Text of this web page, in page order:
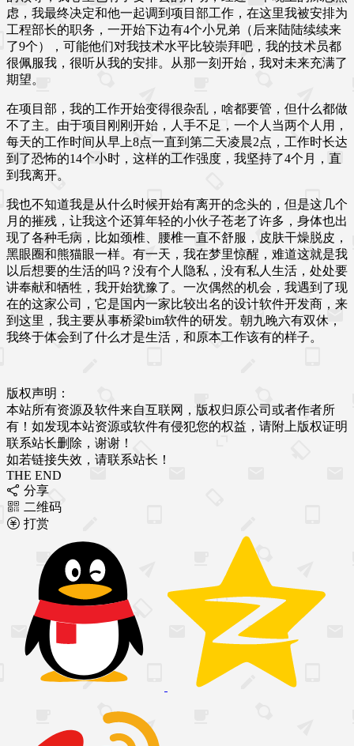
虑，我最终决定和他一起调到项目部工作，在这里我被安排为
工程部长的职务，一开始下边有4个小兄弟（后来陆陆续续来
了9个），可能他们对我技术水平比较崇拜吧，我的技术员都
很佩服我，很听从我的安排。从那一刻开始，我对未来充满了
期望。
在项目部，我的工作开始变得很杂乱，啥都要管，但什么都做
不了主。由于项目刚刚开始，人手不足，一个人当两个人用，
每天的工作时间从早上8点一直到第二天凌晨2点，工作时长达
到了恐怖的14个小时，这样的工作强度，我坚持了4个月，直
到我离开。
我也不知道我是从什么时候开始有离开的念头的，但是这几个
月的摧残，让我这个还算年轻的小伙子苍老了许多，身体也出
现了各种毛病，比如颈椎、腰椎一直不舒服，皮肤干燥脱皮，
黑眼圈和熊猫眼一样。有一天，我在梦里惊醒，难道这就是我
以后想要的生活的吗？没有个人隐私，没有私人生活，处处要
讲奉献和牺牲，我开始犹豫了。一次偶然的机会，我遇到了现
在的这家公司，它是国内一家比较出名的设计软件开发商，来
到这里，我主要从事桥梁bim软件的研发。朝九晚六有双休，
我终于体会到了什么才是生活，和原本工作该有的样子。
版权声明：
本站所有资源及软件来自互联网，版权归原公司或者作者所
有！如发现本站资源或软件有侵犯您的权益，请附上版权证明
联系站长删除，谢谢！
如若链接失效，请联系站长！
THE END
分享
二维码
打赏